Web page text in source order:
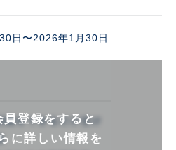
日〜2026年1月30日
員登録をすると
に詳しい情報を